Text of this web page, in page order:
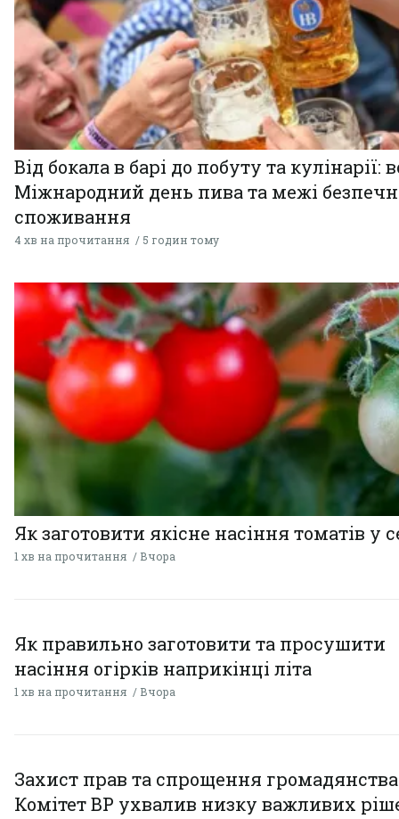
Від бокала в барі до побуту та кулінарії:
Міжнародний день пива та межі
споживання
4 хв на прочитання 5 годин тому
Як заготовити якісне насіння томатів у
1 хв на прочитання Вчора
Як правильно заготовити та просушити
насіння огірків наприкінці літа
1 хв на прочитання Вчора
Захист прав та спрощення
Комітет ВР ухвалив низку важливих